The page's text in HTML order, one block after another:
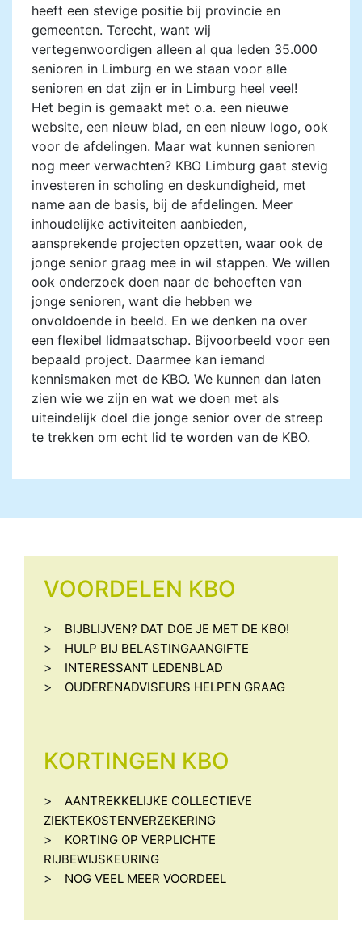
heeft een stevige positie bij provincie en
gemeenten. Terecht, want wij
vertegenwoordigen alleen al qua leden 35.000
senioren in Limburg en we staan voor alle
senioren en dat zijn er in Limburg heel veel!
Het begin is gemaakt met o.a. een nieuwe
website, een nieuw blad, en een nieuw logo, ook
voor de afdelingen. Maar wat kunnen senioren
nog meer verwachten? KBO Limburg gaat stevig
investeren in scholing en deskundigheid, met
name aan de basis, bij de afdelingen. Meer
inhoudelijke activiteiten aanbieden,
aansprekende projecten opzetten, waar ook de
jonge senior graag mee in wil stappen. We willen
ook onderzoek doen naar de behoeften van
jonge senioren, want die hebben we
onvoldoende in beeld. En we denken na over
een flexibel lidmaatschap. Bijvoorbeeld voor een
bepaald project. Daarmee kan iemand
kennismaken met de KBO. We kunnen dan laten
zien wie we zijn en wat we doen met als
uiteindelijk doel die jonge senior over de streep
te trekken om echt lid te worden van de KBO.
VOORDELEN KBO
> BIJBLIJVEN? DAT DOE JE MET DE KBO!
> HULP BIJ BELASTINGAANGIFTE
> INTERESSANT LEDENBLAD
> OUDERENADVISEURS HELPEN GRAAG
KORTINGEN KBO
>
AANTREKKELIJKE COLLECTIEVE
ZIEKTEKOSTENVERZEKERING
>
KORTING OP VERPLICHTE
RIJBEWIJSKEURING
> NOG VEEL MEER VOORDEEL